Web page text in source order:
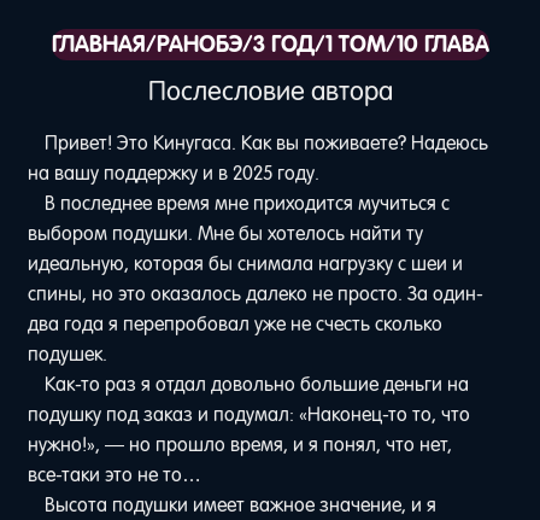
ГЛАВНАЯ/РАНОБЭ/3 ГОД/1 ТОМ/10 ГЛАВА
Послесловие автора
Привет! Это Кинугаса. Как вы поживаете? Надеюсь
на вашу поддержку и в 2025 году.
В последнее время мне приходится мучиться с
выбором подушки. Мне бы хотелось найти ту
идеальную, которая бы снимала нагрузку с шеи и
спины, но это оказалось далеко не просто. За один-
два года я перепробовал уже не счесть сколько
подушек.
Как-то раз я отдал довольно большие деньги на
подушку под заказ и подумал: «Наконец-то то, что
нужно!», — но прошло время, и я понял, что нет,
все-таки это не то…
Высота подушки имеет важное значение, и я